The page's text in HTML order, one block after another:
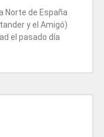
Norte de España
y el Amigó)
el pasado día